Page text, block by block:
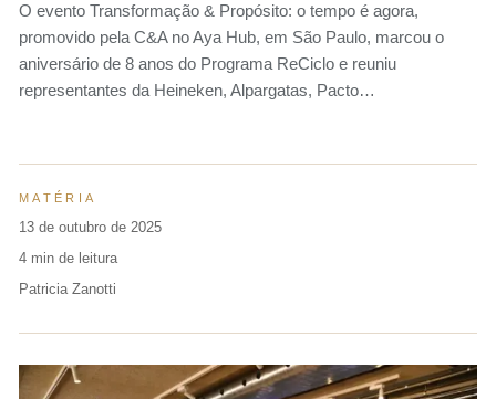
O evento Transformação & Propósito: o tempo é agora,
promovido pela C&A no Aya Hub, em São Paulo, marcou o
aniversário de 8 anos do Programa ReCiclo e reuniu
representantes da Heineken, Alpargatas, Pacto…
MATÉRIA
13 de outubro de 2025
4 min de leitura
Patricia Zanotti